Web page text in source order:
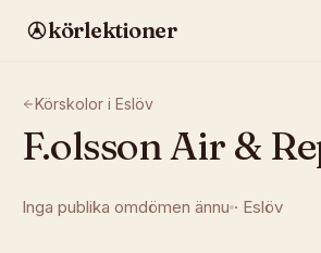
körlektioner
Körskolor i Eslöv
F.olsson Air &
Inga publika omdömen ännu · Eslöv